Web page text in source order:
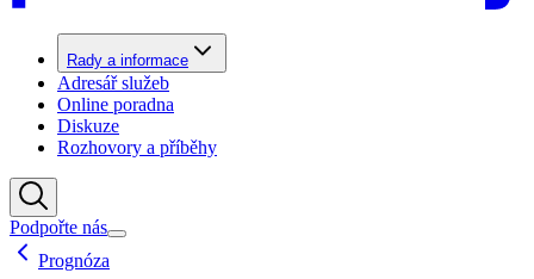
Rady a informace
Adresář služeb
Online poradna
Diskuze
Rozhovory a příběhy
Podpořte nás
Prognóza